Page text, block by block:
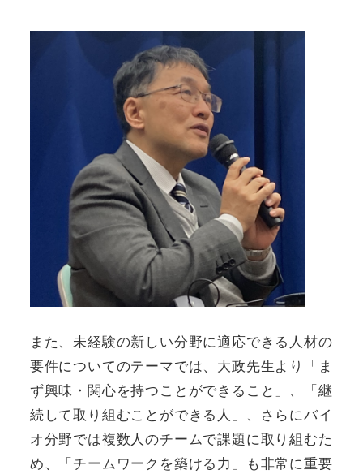
また、未経験の新しい分野に適応できる人材の
要件についてのテーマでは、大政先生より「ま
ず興味・関心を持つことができること」、「継
続して取り組むことができる人」、さらにバイ
オ分野では複数人のチームで課題に取り組むた
め、「チームワークを築ける力」も非常に重要